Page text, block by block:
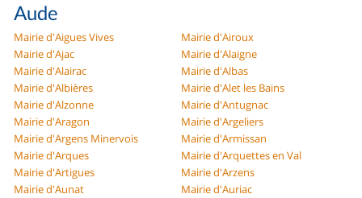
Aude
Mairie d'Aigues Vives
Mairie d'Airoux
Mairie d'Ajac
Mairie d'Alaigne
Mairie d'Alairac
Mairie d'Albas
Mairie d'Albières
Mairie d'Alet les Bains
Mairie d'Alzonne
Mairie d'Antugnac
Mairie d'Aragon
Mairie d'Argeliers
Mairie d'Argens Minervois
Mairie d'Armissan
Mairie d'Arques
Mairie d'Arquettes en Val
Mairie d'Artigues
Mairie d'Arzens
Mairie d'Aunat
Mairie d'Auriac